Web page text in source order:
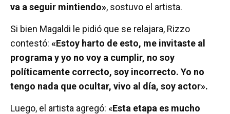
va a seguir mintiendo», sostuvo el artista.
Si bien Magaldi le pidió que se relajara, Rizzo
contestó: «Estoy harto de esto, me invitaste al
programa y yo no voy a cumplir, no soy
políticamente correcto, soy incorrecto. Yo no
tengo nada que ocultar, vivo al día, soy actor».
Luego, el artista agregó: «Esta etapa es mucho